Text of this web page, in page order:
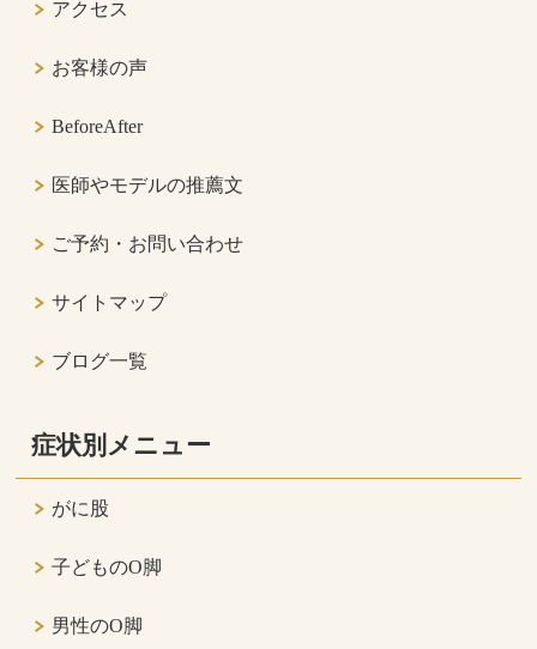
アクセス
お客様の声
BeforeAfter
医師やモデルの推薦文
ご予約・お問い合わせ
サイトマップ
ブログ一覧
症状別メニュー
がに股
子どものO脚
男性のO脚